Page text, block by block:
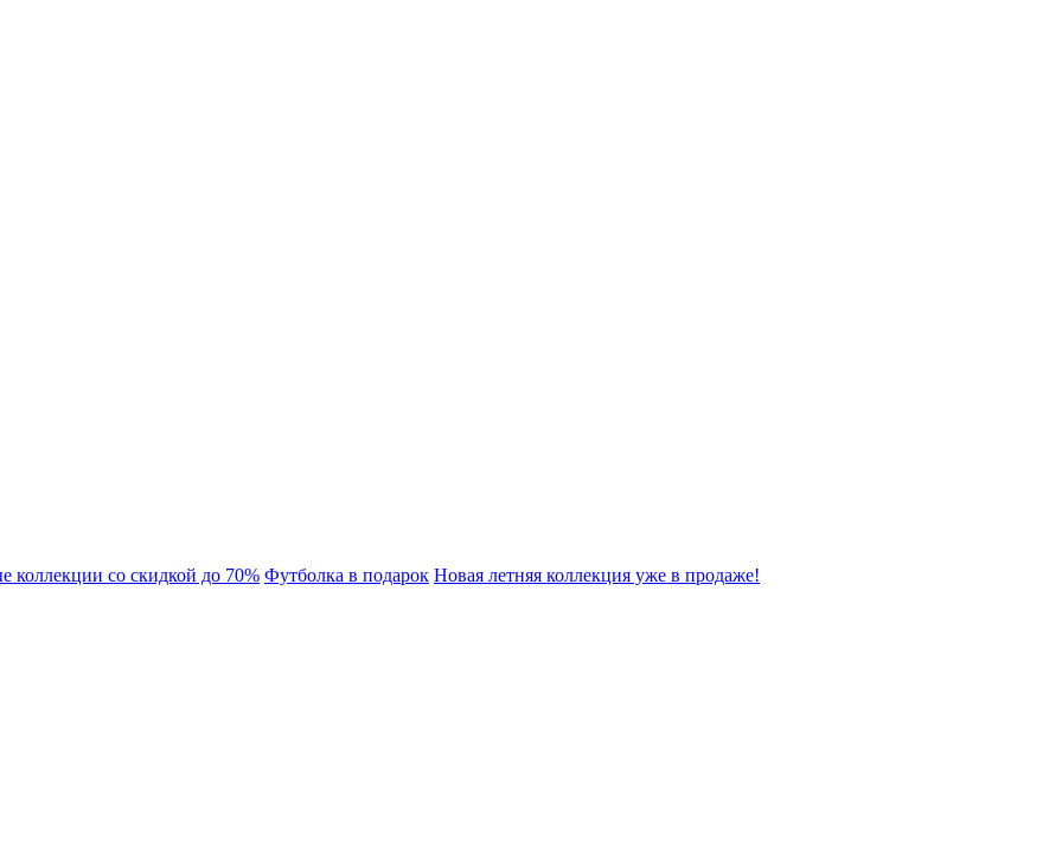
коллекции со скидкой до 70% Футболка в подарок Новая летняя коллекция уже в продаже!